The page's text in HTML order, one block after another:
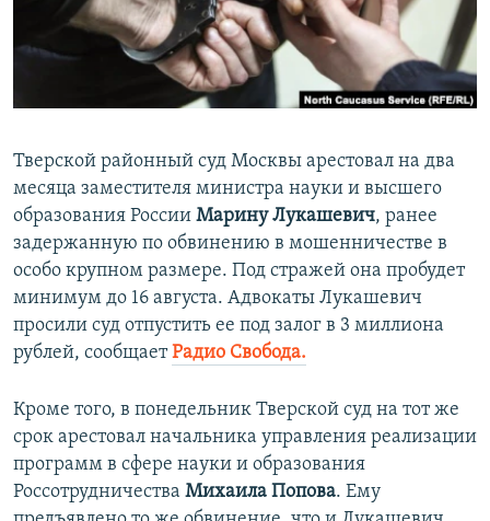
ПОБЕДИТЕЛЕЙ НЕ СУДЯТ?
КРЫМ.НЕПОКОРЕННЫЙ
ПРИСОЕДИНЯЙТЕСЬ!
Все сайты RFE/RL
Тверской районный суд Москвы арестовал на два
месяца заместителя министра науки и высшего
образования России Марину Лукашевич, ранее
задержанную по обвинению в мошенничестве в
особо крупном размере. Под стражей она пробудет
минимум до 16 августа. Адвокаты Лукашевич
просили суд отпустить ее под залог в 3 миллиона
рублей, сообщаетРадио Свобода.
Кроме того, в понедельник Тверской суд на тот же
срок арестовал начальника управления реализации
программ в сфере науки и образования
Россотрудничества Михаила Попова. Ему